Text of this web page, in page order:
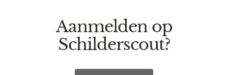
Aanmelden op
Schilderscout?